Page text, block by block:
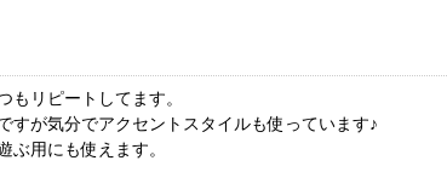
もリピートしてます。
すが気分でアクセントスタイルも使っています♪
ぶ用にも使えます。